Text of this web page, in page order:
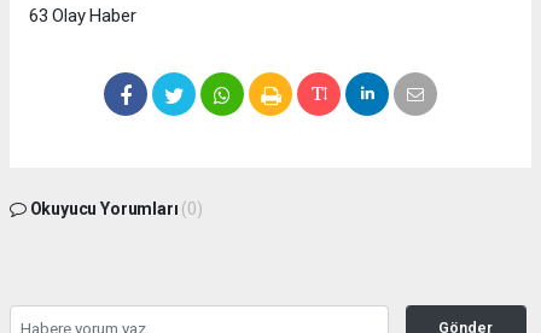
63 Olay Haber
Okuyucu Yorumları (0)
Gönder